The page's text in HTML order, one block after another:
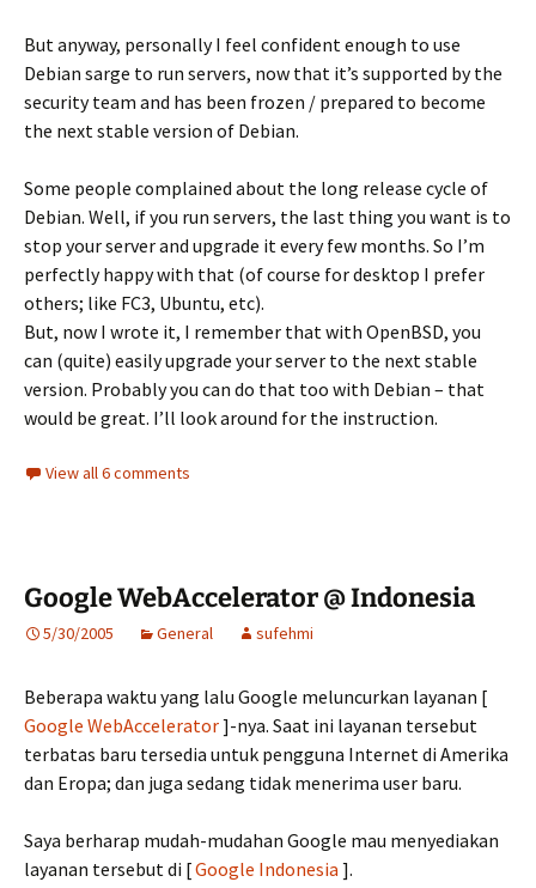
But anyway, personally I feel confident enough to use
Debian sarge to run servers, now that it’s supported by the
security team and has been frozen / prepared to become
the next stable version of Debian.
Some people complained about the long release cycle of
Debian. Well, if you run servers, the last thing you want is to
stop your server and upgrade it every few months. So I’m
perfectly happy with that (of course for desktop I prefer
others; like FC3, Ubuntu, etc).
But, now I wrote it, I remember that with OpenBSD, you
can (quite) easily upgrade your server to the next stable
version. Probably you can do that too with Debian – that
would be great. I’ll look around for the instruction.
View all 6 comments
Google WebAccelerator @ Indonesia
5/30/2005 General sufehmi
Beberapa waktu yang lalu Google meluncurkan layanan [
Google WebAccelerator]-nya. Saat ini layanan tersebut
terbatas baru tersedia untuk pengguna Internet di Amerika
dan Eropa; dan juga sedang tidak menerima user baru.
Saya berharap mudah-mudahan Google mau menyediakan
layanan tersebut di [Google Indonesia ].